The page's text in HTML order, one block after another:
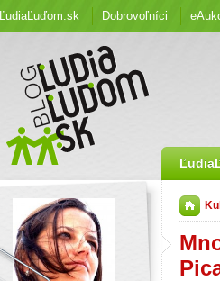
ĽudiaĽuďom.sk Dobrovoľníci